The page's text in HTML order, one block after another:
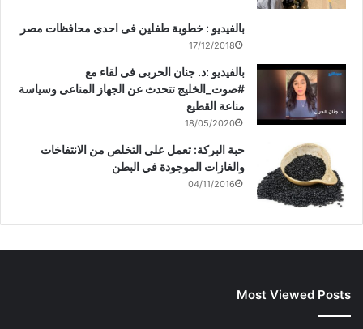
بالفيديو : خطوبة طفلين فى احدى محافظات مصر
17/12/2018
بالفيديو :د. جنان الحربى فى لقاء مع
#صوت_الخليج تتحدث عن الجهاز المناعى وسياسة
مناعة القطيع
18/05/2020
حبة البركة: تعمل على التخلص من الانتفاخات
والغازات الموجودة في البطن
04/11/2016
Most Viewed Posts